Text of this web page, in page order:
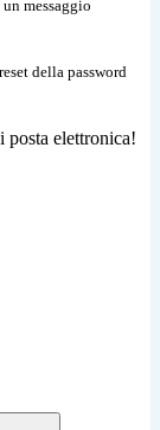
messaggio
della password
posta elettronica!